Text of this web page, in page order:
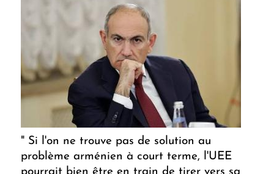
" Si l'on ne trouve pas de solution au
problème arménien à court terme, l'UEE